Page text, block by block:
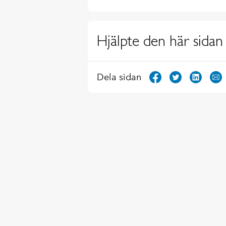
Hjälpte den här sidan
Dela sidan